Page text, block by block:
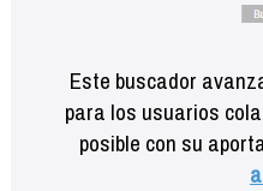
Este buscador
para los usuarios
posible con su